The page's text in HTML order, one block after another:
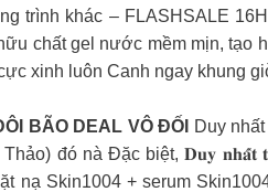
trình khác – FLASHSALE
chất gel nước mềm mịn, tạo
xinh luôn Canh ngay khung
BÃO DEAL VÔ ĐỐI
Duy
Thảo) đó nà Đặc biệt, 𝐃𝐮𝐲
nạ Skin1004 + serum